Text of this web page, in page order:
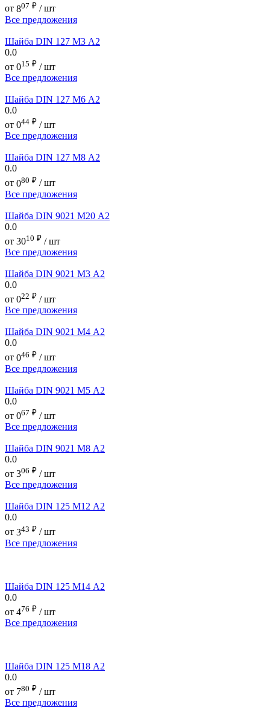
от 807 ₽ / шт
Все предложения
Шайба DIN 127 М3 А2
0.0
от 015 ₽ / шт
Все предложения
Шайба DIN 127 М6 А2
0.0
от 044 ₽ / шт
Все предложения
Шайба DIN 127 М8 А2
0.0
от 080 ₽ / шт
Все предложения
Шайба DIN 9021 М20 А2
0.0
от 3010 ₽ / шт
Все предложения
Шайба DIN 9021 М3 А2
0.0
от 022 ₽ / шт
Все предложения
Шайба DIN 9021 М4 А2
0.0
от 046 ₽ / шт
Все предложения
Шайба DIN 9021 М5 А2
0.0
от 067 ₽ / шт
Все предложения
Шайба DIN 9021 М8 А2
0.0
от 306 ₽ / шт
Все предложения
Шайба DIN 125 М12 А2
0.0
от 343 ₽ / шт
Все предложения
Шайба DIN 125 М14 А2
0.0
от 476 ₽ / шт
Все предложения
Шайба DIN 125 М18 А2
0.0
от 780 ₽ / шт
Все предложения